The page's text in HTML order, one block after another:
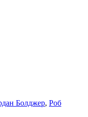
Болджер, Роб